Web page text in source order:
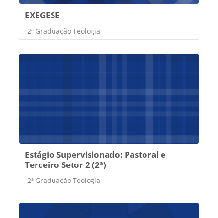
EXEGESE
Categoria do curso
2ª Graduação Teologia
Estágio Supervisionado: Pastoral e
Terceiro Setor 2 (2ª)
Categoria do curso
2ª Graduação Teologia